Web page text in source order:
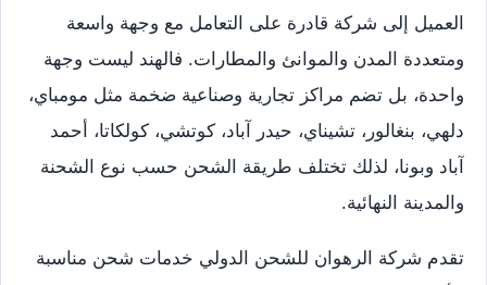
العميل إلى شركة قادرة على التعامل مع وجهة واسعة
ومتعددة المدن والموانئ والمطارات. فالهند ليست وجهة
واحدة، بل تضم مراكز تجارية وصناعية ضخمة مثل مومباي،
دلهي، بنغالور، تشيناي، حيدر آباد، كوتشي، كولكاتا، أحمد
آباد وبونا، لذلك تختلف طريقة الشحن حسب نوع الشحنة
والمدينة النهائية.
تقدم شركة الرهوان للشحن الدولي خدمات شحن مناسبة